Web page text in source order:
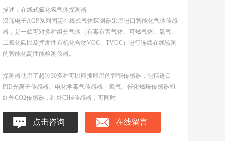
描述：在线式氟化氢气体探测器
汉遥电子AGP系列固定在线式气体探测器采用进口智能化气体传感
器，是一款可对多种组分气体（有毒有害气体、可燃气体、氧气、
二氧化碳以及挥发性有机化合物VOC、TVOC）进行连续在线监测
的智能化高性能检测仪器。
探测器使用了超过30多种可以即插即用的智能传感器，包括进口
PID光离子传感器、电化学毒气传感器、氧气、催化燃烧传感器和
红外CO2传感器，红外CH4传感器，可同时
点击咨询 在线留言